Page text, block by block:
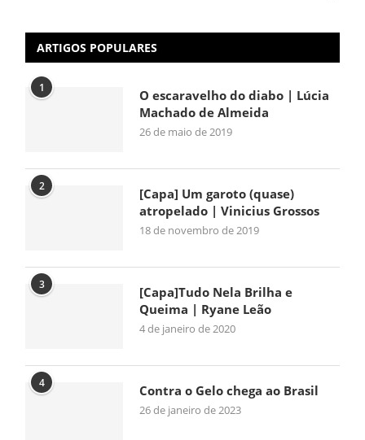
ARTIGOS POPULARES
1
O escaravelho do diabo | Lúcia
Machado de Almeida
26 de maio de 2019
2
[Capa] Um garoto (quase)
atropelado | Vinicius Grossos
18 de novembro de 2019
3
[Capa]Tudo Nela Brilha e
Queima | Ryane Leão
4 de janeiro de 2020
4 Contra o Gelo chega ao Brasil
26 de janeiro de 2023